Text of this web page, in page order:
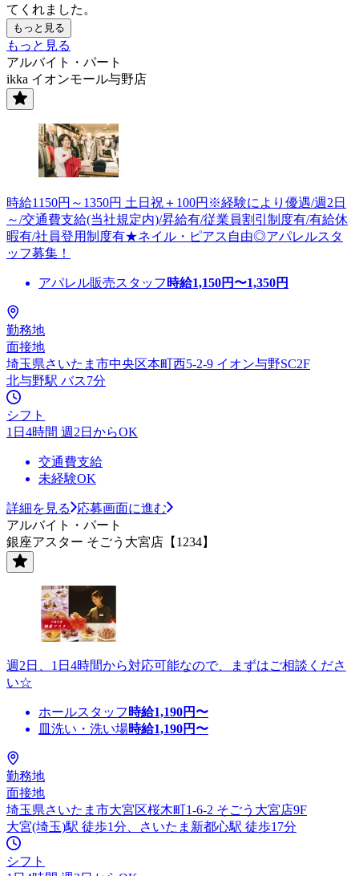
てくれました。
もっと見る
もっと見る
アルバイト・パート
ikka イオンモール与野店
時給1150円～1350円 土日祝＋100円※経験により優遇/週2日
～/交通費支給(当社規定内)/昇給有/従業員割引制度有/有給休
暇有/社員登用制度有★ネイル・ピアス自由◎アパレルスタ
ッフ募集！
アパレル販売スタッフ 時給1,150円〜1,350円
勤務地
面接地
埼玉県さいたま市中央区本町西5-2-9 イオン与野SC2F
北与野駅 バス7分
シフト
1日4時間 週2日からOK
交通費支給
未経験OK
詳細を見る
応募画面に進む
アルバイト・パート
銀座アスター そごう大宮店【1234】
週2日、1日4時間から対応可能なので、まずはご相談くださ
い☆
ホールスタッフ 時給1,190円〜
皿洗い・洗い場時給1,190円〜
勤務地
面接地
埼玉県さいたま市大宮区桜木町1-6-2 そごう大宮店9F
大宮(埼玉)駅 徒歩1分、さいたま新都心駅 徒歩17分
シフト